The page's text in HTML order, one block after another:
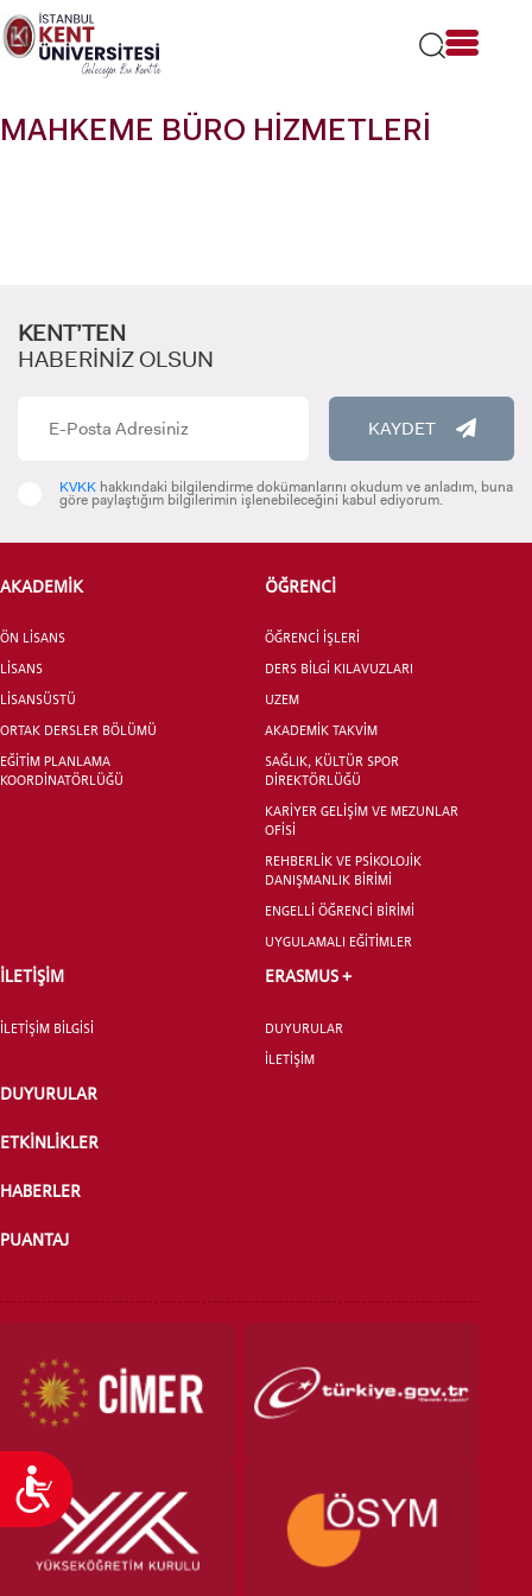
Lütfen
dikkat:
Bu
bir
Ulaşılabilirlik
ADAY ÖĞRENCİ
INTERNATIONAL
LİSANSÜSTÜ EĞİTİM ENSTİTÜSÜ
LİSANS ADAY ÖĞRENCİ
MAHKEME BÜRO HİZMETLERİ
KENT’TEN
HABERİNİZ OLSUN
KAYDET
KVKK hakkındaki bilgilendirme dokümanlarını okudum ve anladım, buna
göre paylaştığım bilgilerimin işlenebileceğini kabul ediyorum.
AKADEMİK
ÖN LİSANS
LİSANS
LİSANSÜSTÜ
ORTAK DERSLER BÖLÜMÜ
EĞİTİM PLANLAMA
KOORDİNATÖRLÜĞÜ
ÖĞRENCİ
ÖĞRENCİ İŞLERİ
DERS BİLGİ KILAVUZLARI
UZEM
AKADEMİK TAKVİM
SAĞLIK, KÜLTÜR SPOR
DİREKTÖRLÜĞÜ
KARİYER GELİŞİM VE MEZUNLAR
OFİSİ
REHBERLİK VE PSİKOLOJİK
DANIŞMANLIK BİRİMİ
ENGELLİ ÖĞRENCİ BİRİMİ
UYGULAMALI EĞİTİMLER
İLETİŞİM
İLETİŞİM BİLGİSİ
ERASMUS +
DUYURULAR
İLETİŞİM
DUYURULAR
ETKİNLİKLER
HABERLER
PUANTAJ